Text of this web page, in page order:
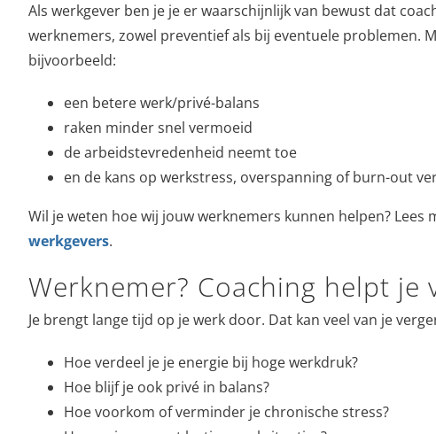
Als werkgever ben je je er waarschijnlijk van bewust dat
werknemers, zowel preventief als bij eventuele problemen.
bijvoorbeeld:
een betere werk/privé-balans
raken minder snel vermoeid
de arbeidstevredenheid neemt toe
en de kans op werkstress, overspanning of burn-out
Wil je weten hoe wij jouw werknemers kunnen helpen? Lees
werkgevers.
Werknemer? Coaching helpt
Je brengt lange tijd op je werk door. Dat kan veel van je
Hoe verdeel je je energie bij hoge werkdruk?
Hoe blijf je ook privé in balans?
Hoe voorkom of verminder je chronische stress?